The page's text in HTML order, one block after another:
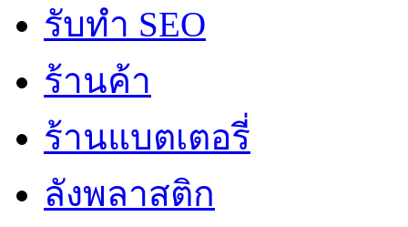
รับทำ SEO
ร้านค้า
ร้านแบตเตอรี่
ลังพลาสติก